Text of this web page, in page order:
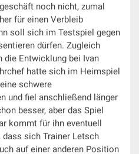
noch nicht, zumal
für einen Verbleib
soll sich im Testspiel gegen
dürfen. Zugleich
Entwicklung bei Ivan
hatte sich im Heimspiel
schwere
und fiel anschließend länger
besser, aber das Spiel
kommt für ihn eventuell
sich Trainer Letsch
auf einer anderen Position